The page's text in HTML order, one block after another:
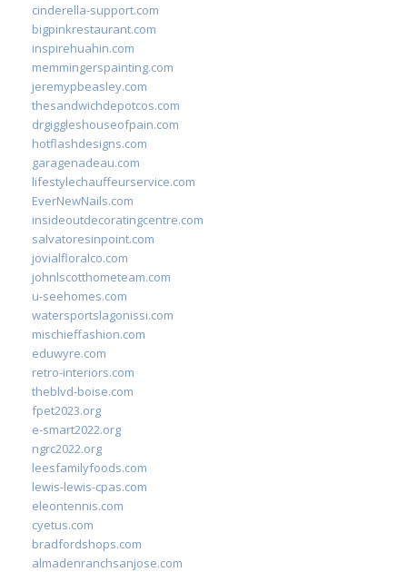
cinderella-support.com
bigpinkrestaurant.com
inspirehuahin.com
memmingerspainting.com
jeremypbeasley.com
thesandwichdepotcos.com
drgiggleshouseofpain.com
hotflashdesigns.com
garagenadeau.com
lifestylechauffeurservice.com
EverNewNails.com
insideoutdecoratingcentre.com
salvatoresinpoint.com
jovialfloralco.com
johnlscotthometeam.com
u-seehomes.com
watersportslagonissi.com
mischieffashion.com
eduwyre.com
retro-interiors.com
theblvd-boise.com
fpet2023.org
e-smart2022.org
ngrc2022.org
leesfamilyfoods.com
lewis-lewis-cpas.com
eleontennis.com
cyetus.com
bradfordshops.com
almadenranchsanjose.com